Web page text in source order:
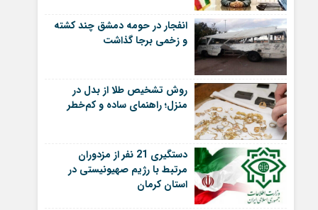
انفجار در حومه دمشق چند کشته
و زخمی برجا گذاشت
روش تشخیص طلا از بدل در
منزل؛ راهنمای ساده و کم‌خطر
دستگیری 21 نفر از مزدوران
مرتبط با رژیم صهیونیستی در
استان کرمان